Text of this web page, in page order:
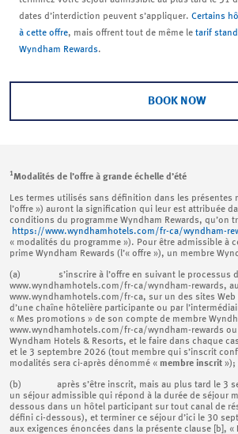
dates d’interdiction peuvent s’appliquer. Certains
à cette offre, mais offrent tout de même le tarif
Wyndham Rewards.
BOOK NOW
1Modalités de l’offre à grande échelle d’été
Les termes utilisés sans définition dans les présentes
l’offre ») auront la signification qui leur est attribuée
conditions du programme Wyndham Rewards, qu’on
https://www.wyndhamhotels.com/fr-ca/wyndham-
« modalités du programme »). Pour être admissible à
prime Wyndham Rewards (l’« offre »), un membre
(a) s’inscrire à l’offre en suivant le processus
www.wyndhamhotels.com/fr-ca/wyndham-rewards, au
www.wyndhamhotels.com/fr-ca, sur un des sites Web
d’une chaîne hôtelière participante ou par
« Mes promotions » de son compte de membre
www.wyndhamhotels.com/fr-ca/wyndham-rewards ou
Wyndham Hotels & Resorts, et le faire dans chaque
et le 3 septembre 2026 (tout membre qui s’inscrit
modalités sera ci-après dénommé « membre inscrit »);
(b) après s’être inscrit, mais au plus tard le 3
un séjour admissible qui répond à la durée de séjour
dessous dans un hôtel participant sur tout canal de
défini ci-dessous), et terminer ce séjour d’ici le 30
aux exigences énoncées dans la présente clause [b], «